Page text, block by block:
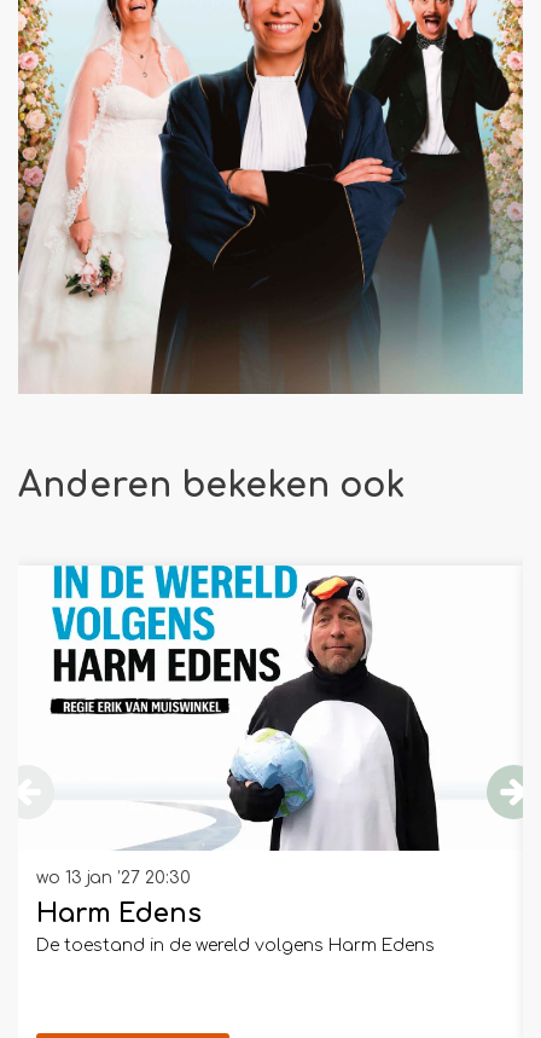
Anderen bekeken ook
Harm Edens
De toestand in de wereld volgens Harm Edens
wo 13 jan ’27 20:30